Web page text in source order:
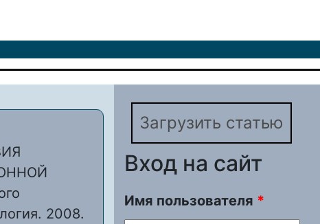
2008.
Загрузить статью
Вход на сайт
Имя пользователя *